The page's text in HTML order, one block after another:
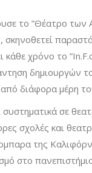
το ”Θέατρο των
σκηνοθετεί
κάθε χρόνο το
δημιουργών
διάφορα μέρη
συστηματικά σε
σχολές και
της
στο